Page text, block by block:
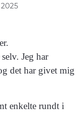
Jeg har
det har givet mig
enkelte rundt i